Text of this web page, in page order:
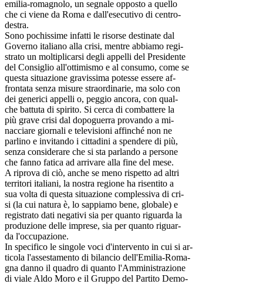
emilia-romagnolo, un segnale opposto a quello
che ci viene da Roma e dall'esecutivo di centro-
destra.
Sono pochissime infatti le risorse destinate dal
Governo italiano alla crisi, mentre abbiamo regi-
strato un moltiplicarsi degli appelli del Presidente
del Consiglio all'ottimismo e al consumo, come se
questa situazione gravissima potesse essere af-
frontata senza misure straordinarie, ma solo con
dei generici appelli o, peggio ancora, con qual-
che battuta di spirito. Si cerca di combattere la
più grave crisi dal dopoguerra provando a mi-
nacciare giornali e televisioni affinché non ne
parlino e invitando i cittadini a spendere di più,
senza considerare che si sta parlando a persone
che fanno fatica ad arrivare alla fine del mese.
A riprova di ciò, anche se meno rispetto ad altri
territori italiani, la nostra regione ha risentito a
sua volta di questa situazione complessiva di cri-
si (la cui natura è, lo sappiamo bene, globale) e
registrato dati negativi sia per quanto riguarda la
produzione delle imprese, sia per quanto riguar-
da l'occupazione.
In specifico le singole voci d'intervento in cui si ar-
ticola l'assestamento di bilancio dell'Emilia-Roma-
gna danno il quadro di quanto l'Amministrazione
di viale Aldo Moro e il Gruppo del Partito Demo-